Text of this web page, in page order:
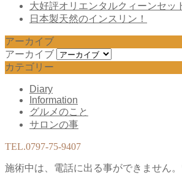
大好評オリエンタルクィーンセッ
日本製天然のインスリン！
アーカイブ
アーカイブ
カテゴリー
Diary
Information
グルメのこと
サロンの事
TEL.0797-75-9407
施術中は、電話に出る事ができません